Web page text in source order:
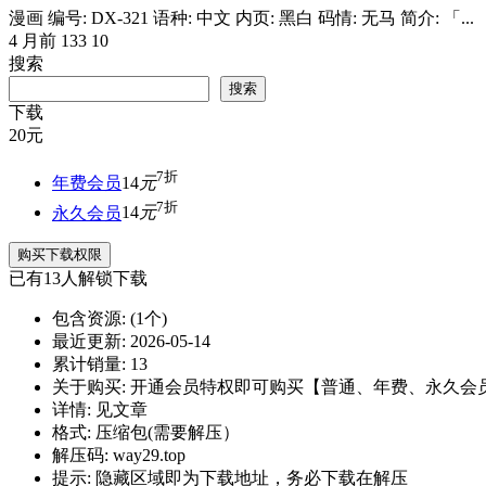
漫画 编号: DX-321 语种: 中文 内页: 黑白 码情: 无马 简介: 「...
4 月前 133 10
搜索
搜索
下载
20元
年费会员14元7折
永久会员14元7折
购买下载权限
已有13人解锁下载
包含资源: (1个)
最近更新: 2026-05-14
累计销量: 13
关于购买: 开通会员特权即可购买【普通、年费、永久会
详情: 见文章
格式: 压缩包(需要解压）
解压码: way29.top
提示: 隐藏区域即为下载地址，务必下载在解压